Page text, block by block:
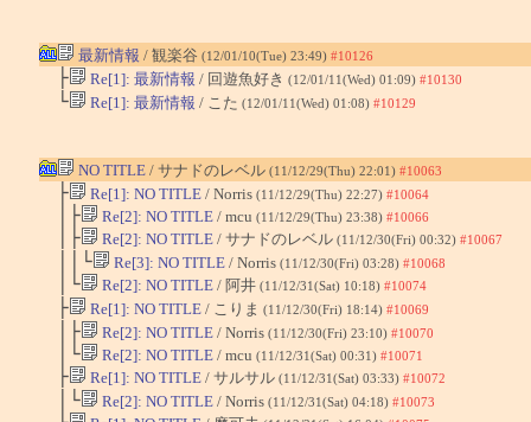
最新情報 / 観楽谷 (12/01/10(Tue) 23:49) #10126
├ Re[1]: 最新情報 / 回遊魚好き (12/01/11(Wed) 01:09) #10130
└ Re[1]: 最新情報 / こた (12/01/11(Wed) 01:08) #10129
NO TITLE/ サナドのレベル (11/12/29(Thu) 22:01) #10063
├ Re[1]: NO TITLE/ Norris (11/12/29(Thu) 22:27) #10064
│├ Re[2]: NO TITLE/ mcu (11/12/29(Thu) 23:38) #10066
│├ Re[2]: NO TITLE/ サナドのレベル (11/12/30(Fri) 00:32) #10067
││└ Re[3]: NO TITLE/ Norris (11/12/30(Fri) 03:28) #10068
│└ Re[2]: NO TITLE/ 阿井 (11/12/31(Sat) 10:18) #10074
├ Re[1]: NO TITLE/ こりま (11/12/30(Fri) 18:14) #10069
│├ Re[2]: NO TITLE/ Norris (11/12/30(Fri) 23:10) #10070
│└ Re[2]: NO TITLE/ mcu (11/12/31(Sat) 00:31) #10071
├ Re[1]: NO TITLE/ サルサル (11/12/31(Sat) 03:33) #10072
│└ Re[2]: NO TITLE/ Norris (11/12/31(Sat) 04:18) #10073